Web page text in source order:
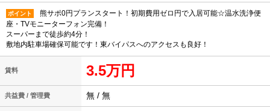
ポイント
熊サポ0円プランスタート！初期費用ゼロ円で入居可能☆温水洗浄便
座・TVモニーターフォン完備！
スーパーまで徒歩約4分！
敷地内駐車場確保可能です！東バイパスへのアクセスも良好！
賃料 3.5万円
共益費 / 管理費 無 / 無